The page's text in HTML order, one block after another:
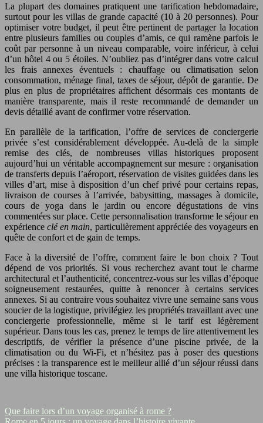
La plupart des domaines pratiquent une tarification hebdomadaire,
surtout pour les villas de grande capacité (10 à 20 personnes). Pour
optimiser votre budget, il peut être pertinent de partager la location
entre plusieurs familles ou couples d’amis, ce qui ramène parfois le
coût par personne à un niveau comparable, voire inférieur, à celui
d’un hôtel 4 ou 5 étoiles. N’oubliez pas d’intégrer dans votre calcul
les frais annexes éventuels : chauffage ou climatisation selon
consommation, ménage final, taxes de séjour, dépôt de garantie. De
plus en plus de propriétaires affichent désormais ces montants de
manière transparente, mais il reste recommandé de demander un
devis détaillé avant de confirmer votre réservation.
En parallèle de la tarification, l’offre de services de conciergerie
privée s’est considérablement développée. Au-delà de la simple
remise des clés, de nombreuses villas historiques proposent
aujourd’hui un véritable accompagnement sur mesure : organisation
de transferts depuis l’aéroport, réservation de visites guidées dans les
villes d’art, mise à disposition d’un chef privé pour certains repas,
livraison de courses à l’arrivée, babysitting, massages à domicile,
cours de yoga dans le jardin ou encore dégustations de vins
commentées sur place. Cette personnalisation transforme le séjour en
expérienceclé en main, particulièrement appréciée des voyageurs en
quête de confort et de gain de temps.
Face à la diversité de l’offre, comment faire le bon choix ? Tout
dépend de vos priorités. Si vous recherchez avant tout le charme
architectural et l’authenticité, concentrez-vous sur les villas d’époque
soigneusement restaurées, quitte à renoncer à certains services
annexes. Si au contraire vous souhaitez vivre une semaine sans vous
soucier de la logistique, privilégiez les propriétés travaillant avec une
conciergerie professionnelle, même si le tarif est légèrement
supérieur. Dans tous les cas, prenez le temps de lire attentivement les
descriptifs, de vérifier la présence d’une piscine privée, de la
climatisation ou du Wi-Fi, et n’hésitez pas à poser des questions
précises : la transparence est le meilleur allié d’un séjour réussi dans
une villa historique toscane.
Que faire lors d’un voyage organisé à rome ?